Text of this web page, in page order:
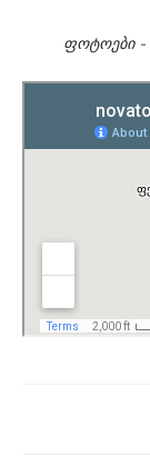
ფოტოები -